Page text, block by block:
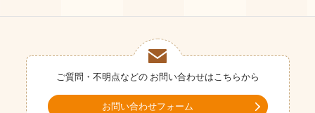
ご質問・不明点などの お問い合わせはこちらから
お問い合わせフォーム